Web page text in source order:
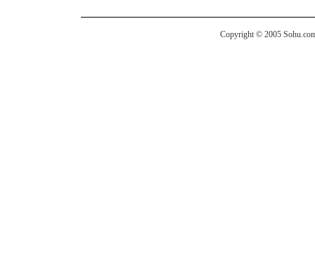
Copyright © 2005